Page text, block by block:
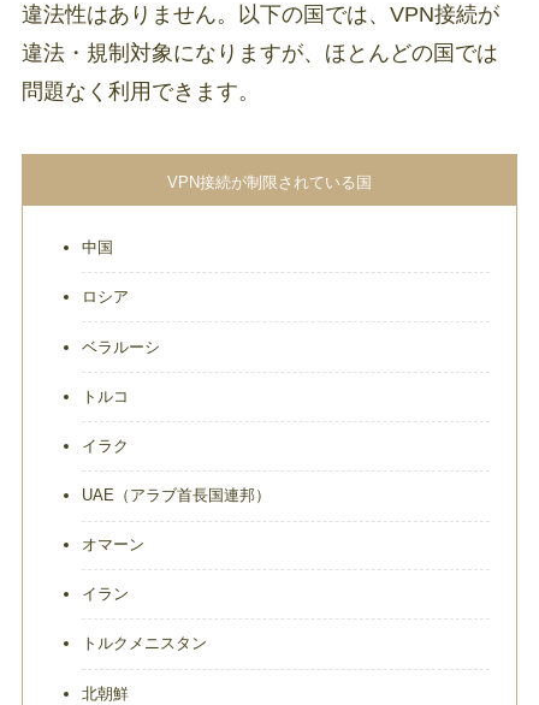
違法性はありません。以下の国では、VPN接続が
違法・規制対象になりますが、ほとんどの国では
問題なく利用できます。
VPN接続が制限されている国
中国
ロシア
ベラルーシ
トルコ
イラク
UAE（アラブ首長国連邦）
オマーン
イラン
トルクメニスタン
北朝鮮